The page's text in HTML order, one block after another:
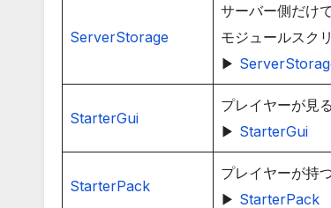
ServerStorage
サーバー側だけ
モジュールスク
▶
StarterGui
プレイヤーが見
▶ StarterGui
StarterPack
プレイヤーが持
▶ StarterPack